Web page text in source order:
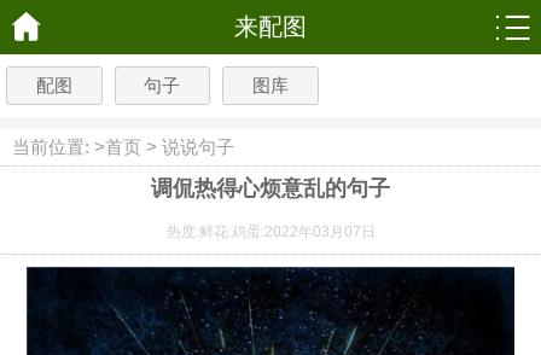
来配图
配图 句子 图库
当前位置: >首页 > 说说句子
调侃热得心烦意乱的句子
热度:鲜花:鸡蛋:2022年03月07日